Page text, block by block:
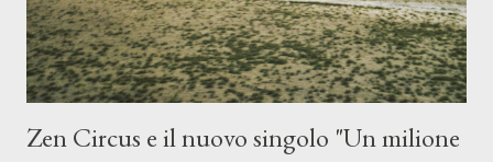
Zen Circus e il nuovo singolo "Un milione